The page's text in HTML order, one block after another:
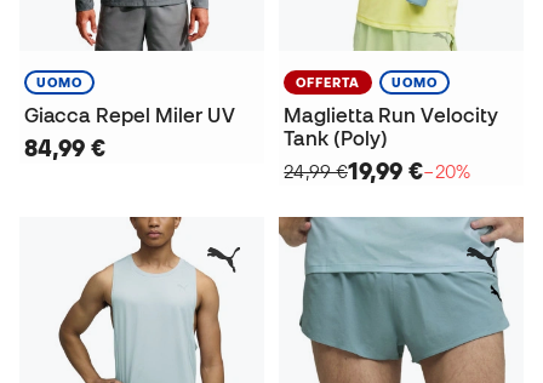
UOMO
Giacca Repel Miler UV
84,99 €
OFFERTA UOMO
Maglietta Run Velocity
Tank (Poly)
24,99 €19,99 €−20%